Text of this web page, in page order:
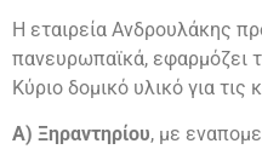
Η εταιρεία Ανδρουλάκης
πανευρωπαϊκά, εφαρμόζει
Κύριο δομικό υλικό για τις
Α) Ξηραντηρίου, με